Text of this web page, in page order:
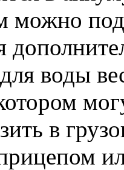
можно
воды
в